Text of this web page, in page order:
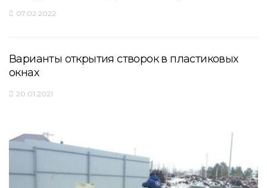
07.02.2022
Варианты открытия створок в пластиковых
окнах
20.01.2021